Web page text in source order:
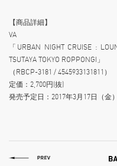
【商品詳細】
VA
「URBAN NIGHT CRUISE :
TSUTAYA TOKYO ROPPONGI」
（RBCP-3181 / 4545933131811）
定価：2,700円(抜)
発売予定日：2017年3月17日（金）